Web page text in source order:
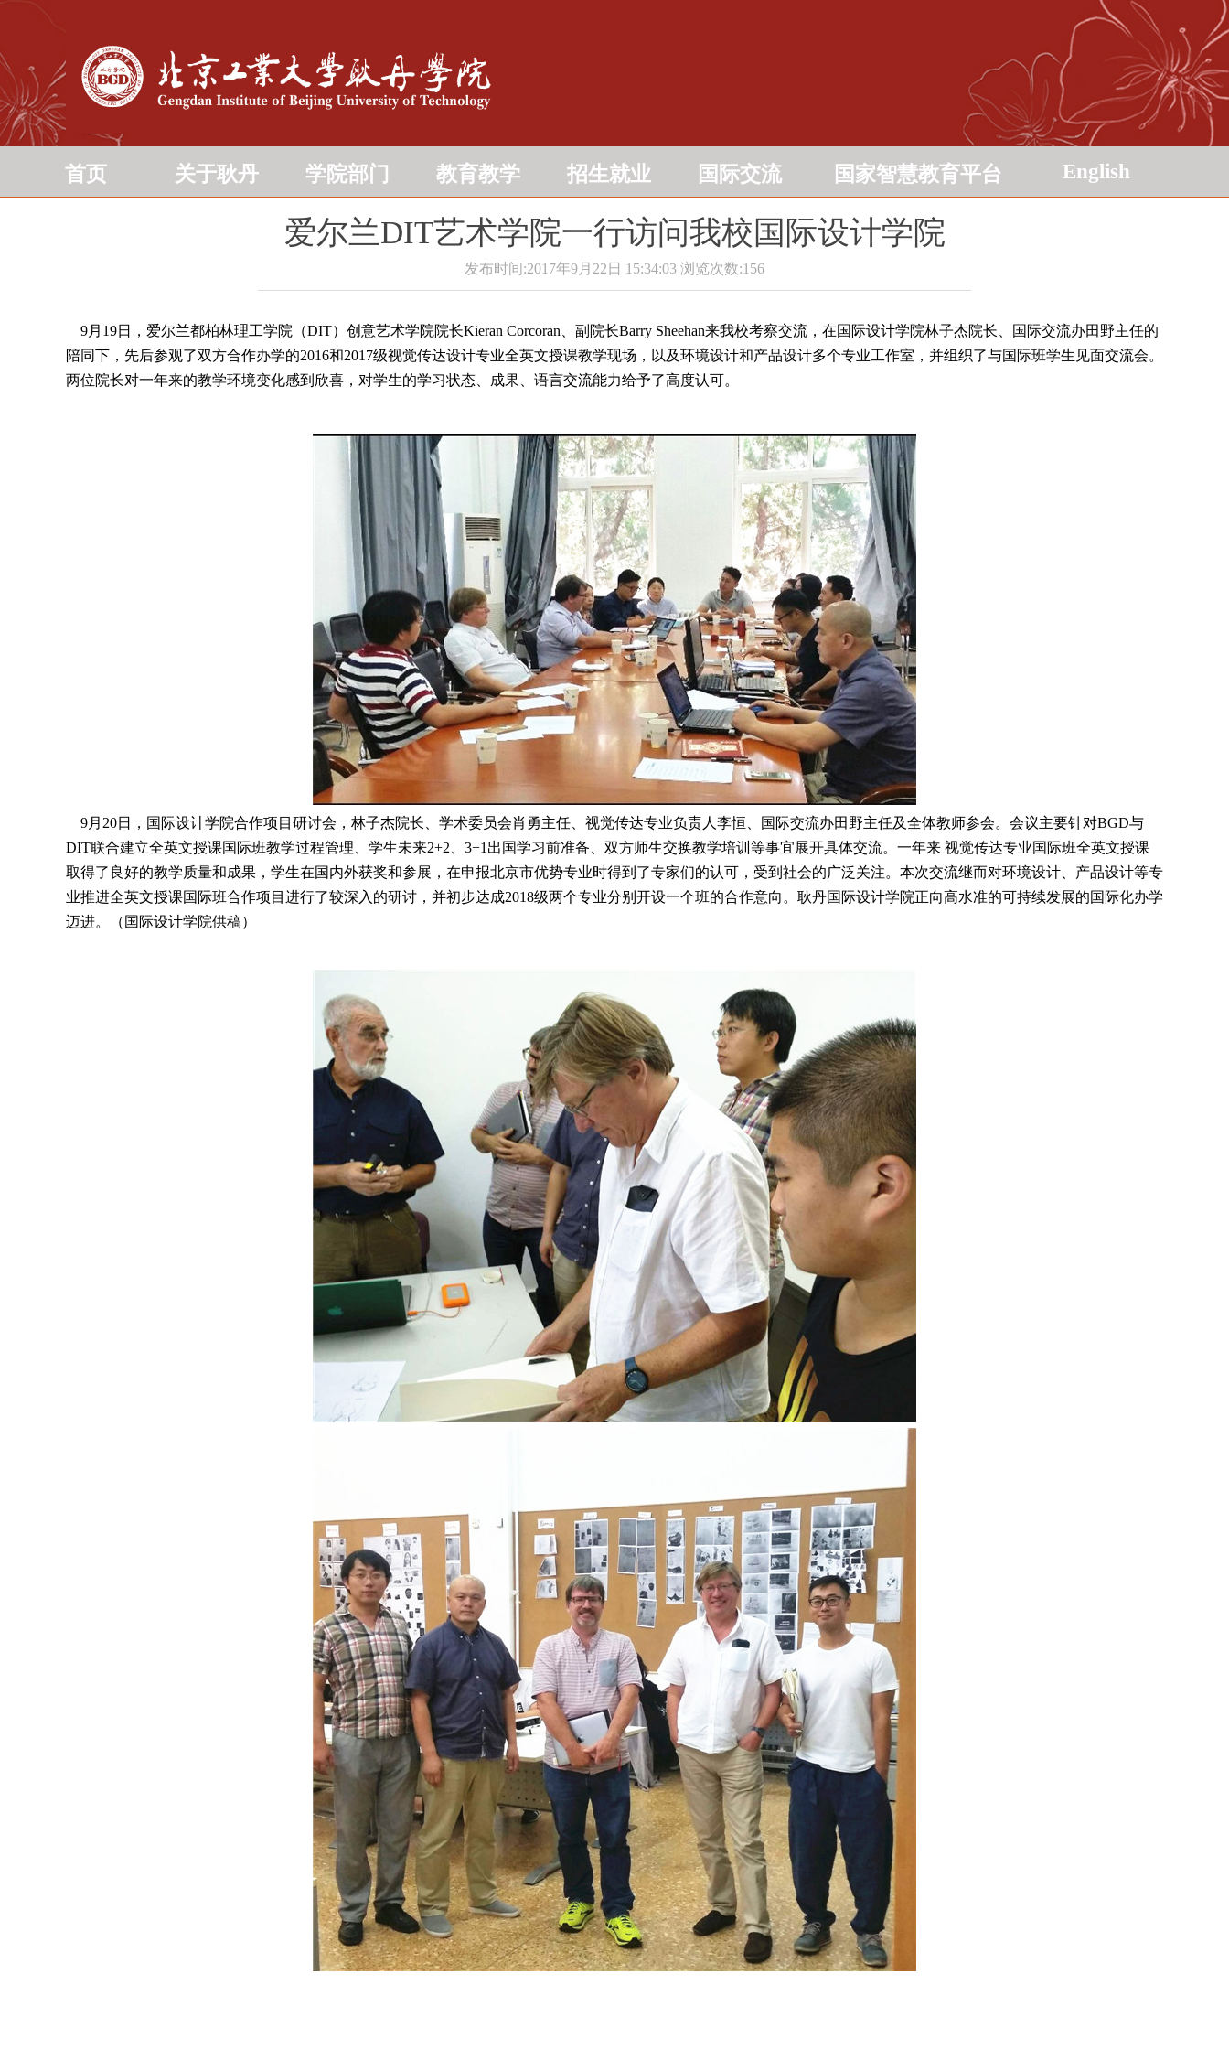
首页 关于耿丹 学院部门 教育教学 招生就业 国际交流 国家智慧教育平台 English
爱尔兰DIT艺术学院一行访问我校国际设计学院
发布时间:2017年9月22日 15:34:03 浏览次数:156
9月19日，爱尔兰都柏林理工学院（DIT）创意艺术学院院长Kieran Corcoran、副院长Barry Sheehan来我校考察交流，在国际设计学院林子杰院长、国际交流办田野主任的
陪同下，先后参观了双方合作办学的2016和2017级视觉传达设计专业全英文授课教学现场，以及环境设计和产品设计多个专业工作室，并组织了与国际班学生见面交流会。
两位院长对一年来的教学环境变化感到欣喜，对学生的学习状态、成果、语言交流能力给予了高度认可。
9月20日，国际设计学院合作项目研讨会，林子杰院长、学术委员会肖勇主任、视觉传达专业负责人李恒、国际交流办田野主任及全体教师参会。会议主要针对BGD与
DIT联合建立全英文授课国际班教学过程管理、学生未来2+2、3+1出国学习前准备、双方师生交换教学培训等事宜展开具体交流。一年来 视觉传达专业国际班全英文授课
取得了良好的教学质量和成果，学生在国内外获奖和参展，在申报北京市优势专业时得到了专家们的认可，受到社会的广泛关注。本次交流继而对环境设计、产品设计等专
业推进全英文授课国际班合作项目进行了较深入的研讨，并初步达成2018级两个专业分别开设一个班的合作意向。耿丹国际设计学院正向高水准的可持续发展的国际化办学
迈进。（国际设计学院供稿）